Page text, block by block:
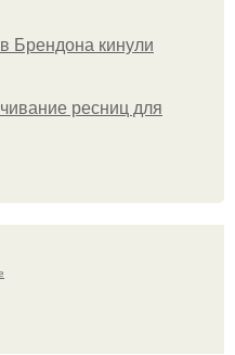
Брендона кинули
ресниц для